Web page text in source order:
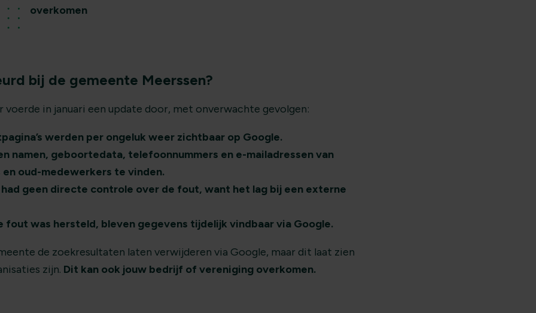
overkomen
bij de gemeente Meerssen?
voerde in januari een update door, met onverwachte gevolgen:
werden per ongeluk weer zichtbaar op Google.
namen, geboortedata, telefoonnummers en e-mailadressen van
oud-medewerkers te vinden.
geen directe controle over de fout, want het lag bij een externe
fout was hersteld, bleven gegevens tijdelijk vindbaar via Google.
de zoekresultaten laten verwijderen via Google, maar dit laat zien
zijn. Dit kan ook jouw bedrijf of vereniging overkomen.